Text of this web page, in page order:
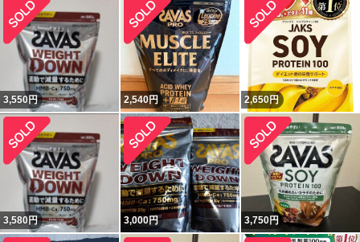
3,550円 2,540円 2,650円
3,580円 3,000円 3,750円